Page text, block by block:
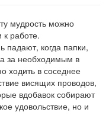
мудрость можно
к работе.
падают, когда папки,
за необходимым в
ходить в соседнее
висящих проводов,
вдобавок собирают
удовольствие, но и